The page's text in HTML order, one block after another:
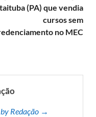
(PA) que vendia
cursos sem
no MEC
Redação →